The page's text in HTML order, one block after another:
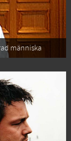
människa